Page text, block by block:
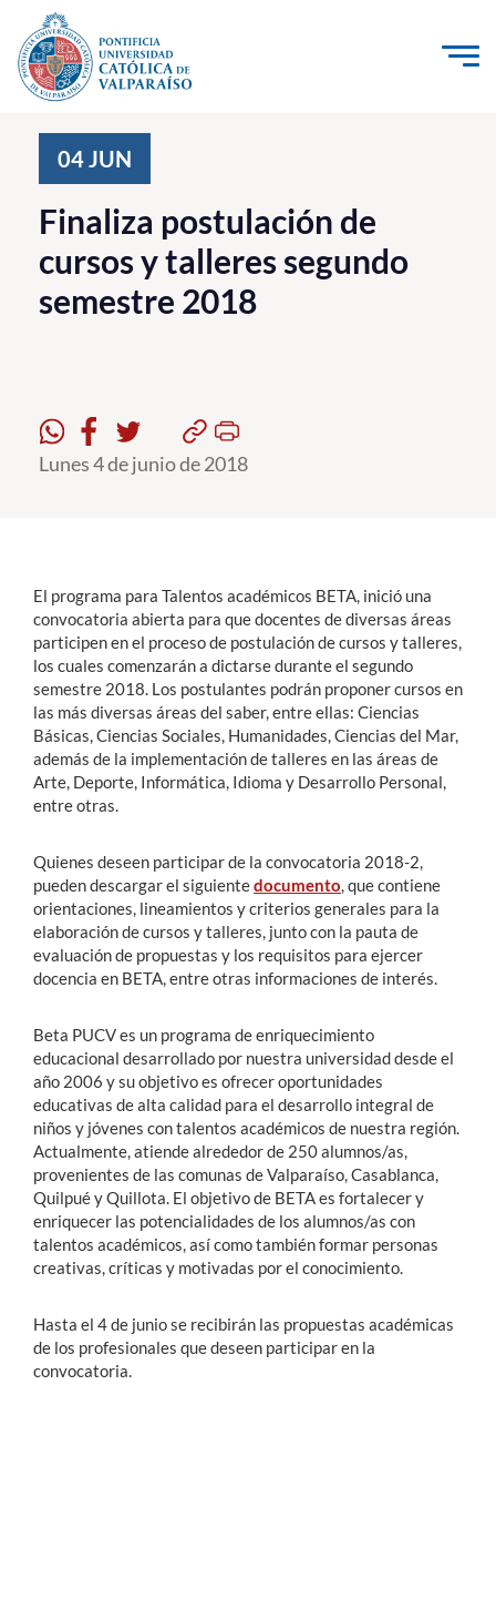
Click acá para ir directamente al contenido
Investigación, Creación e Innovación
PUCV Internacional
Vinculación con el Medio
Postgrado
Académicos
Funcionarios
Alumni
English
04JUN
Finaliza postulación de
cursos y talleres segundo
semestre 2018
Lunes 4 de junio de 2018
El programa para Talentos académicos BETA, inició una
convocatoria abierta para que docentes de diversas áreas
participen en el proceso de postulación de cursos y talleres,
los cuales comenzarán a dictarse durante el segundo
semestre 2018. Los postulantes podrán proponer cursos en
las más diversas áreas del saber, entre ellas: Ciencias
Básicas, Ciencias Sociales, Humanidades, Ciencias del Mar,
además de la implementación de talleres en las áreas de
Arte, Deporte, Informática, Idioma y Desarrollo Personal,
entre otras.
Quienes deseen participar de la convocatoria 2018-2,
pueden descargar el siguientedocumento, que contiene
orientaciones, lineamientos y criterios generales para la
elaboración de cursos y talleres, junto con la pauta de
evaluación de propuestas y los requisitos para ejercer
docencia en BETA, entre otras informaciones de interés.
Beta PUCV es un programa de enriquecimiento
educacional desarrollado por nuestra universidad desde el
año 2006 y su objetivo es ofrecer oportunidades
educativas de alta calidad para el desarrollo integral de
niños y jóvenes con talentos académicos de nuestra región.
Actualmente, atiende alrededor de 250 alumnos/as,
provenientes de las comunas de Valparaíso, Casablanca,
Quilpué y Quillota. El objetivo de BETA es fortalecer y
enriquecer las potencialidades de los alumnos/as con
talentos académicos, así como también formar personas
creativas, críticas y motivadas por el conocimiento.
Hasta el 4 de junio se recibirán las propuestas académicas
de los profesionales que deseen participar en la
convocatoria.